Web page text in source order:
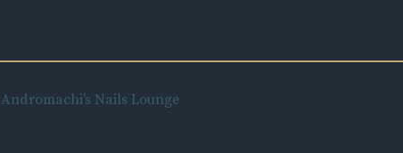
Andromachi’s Nails Lounge